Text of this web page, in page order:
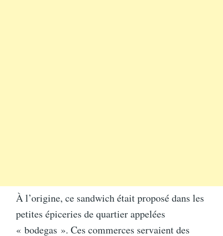
À l’origine, ce sandwich était proposé dans les
petites épiceries de quartier appelées
« bodegas ». Ces commerces servaient des